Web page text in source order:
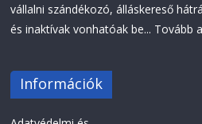
vállalni szándékozó, álláskereső
és inaktívak vonhatóak be... Tovább
Információk